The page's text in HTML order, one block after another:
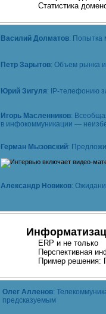
Статистика
Василий Долматов: Попытка
Петр Зарытов: Объем рынка
Юрий Зигуля: IP-телефонию
Игорь Масленников:
в инфокоммуникации —
Герман Мызовский:
Александр Новиков:
ERP и не только
Перспективная
Пример решения:
Олег Алленов:
предсказуемым